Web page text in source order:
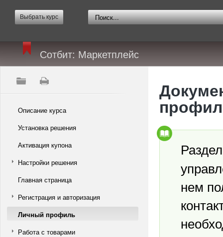
Выбрать курс
Сотбит: Маркетплейс
Описание курса
Установка решения
Активация купона
Настройки решения
Главная страница
Регистрация и авторизация
Личный профиль
Работа с товарами
нем